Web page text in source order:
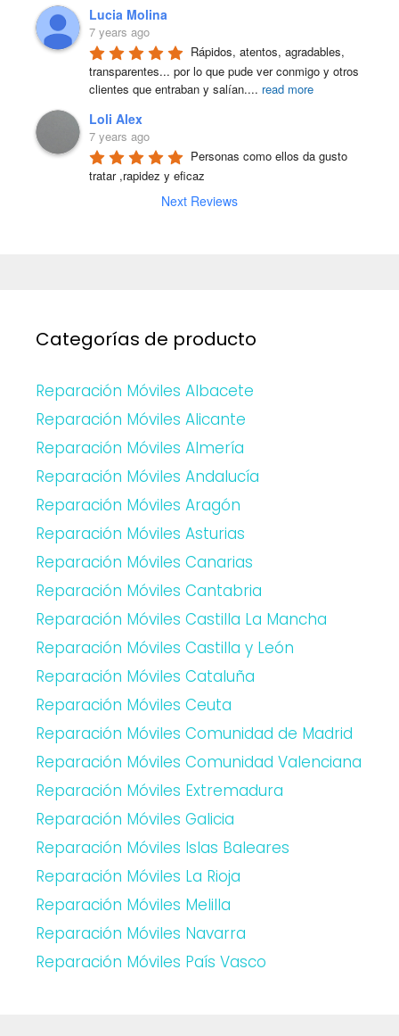
Lucia Molina
7 years ago
Rápidos, atentos, agradables,
transparentes... por lo que pude ver conmigo y otros
clientes que entraban y salían.... read more
Loli Alex
7 years ago
Personas como ellos da gusto
tratar ,rapidez y eficaz
Next Reviews
Categorías de producto
Reparación Móviles Albacete
Reparación Móviles Alicante
Reparación Móviles Almería
Reparación Móviles Andalucía
Reparación Móviles Aragón
Reparación Móviles Asturias
Reparación Móviles Canarias
Reparación Móviles Cantabria
Reparación Móviles Castilla La Mancha
Reparación Móviles Castilla y León
Reparación Móviles Cataluña
Reparación Móviles Ceuta
Reparación Móviles Comunidad de Madrid
Reparación Móviles Comunidad Valenciana
Reparación Móviles Extremadura
Reparación Móviles Galicia
Reparación Móviles Islas Baleares
Reparación Móviles La Rioja
Reparación Móviles Melilla
Reparación Móviles Navarra
Reparación Móviles País Vasco